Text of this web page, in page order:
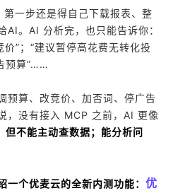
一步还是得自己下载报表、整
AI。AI 分析完，也只能告诉你：
”；“建议暂停高花费无转化投
预算”……
预算、改竞价、加否词、停广告
，没有接入 MCP 之前，AI 更像
但不能主动查数据；能分析问
个优麦云的全新内测功能： 优